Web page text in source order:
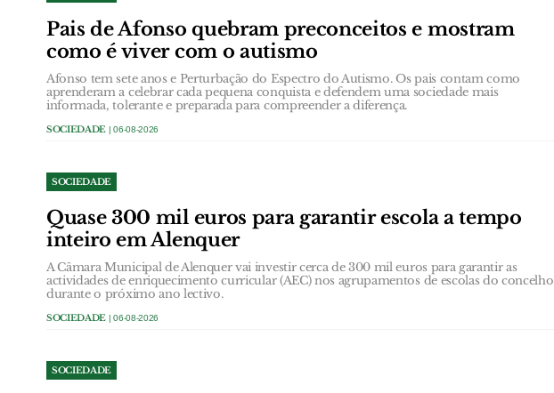
Pais de Afonso quebram preconceitos e mostram
como é viver com o autismo
Afonso tem sete anos e Perturbação do Espectro do Autismo. Os pais contam como
aprenderam a celebrar cada pequena conquista e defendem uma sociedade mais
informada, tolerante e preparada para compreender a diferença.
SOCIEDADE | 06-08-2026
SOCIEDADE
Quase 300 mil euros para garantir escola a tempo
inteiro em Alenquer
A Câmara Municipal de Alenquer vai investir cerca de 300 mil euros para garantir as
actividades de enriquecimento curricular (AEC) nos agrupamentos de escolas do concelho
durante o próximo ano lectivo.
SOCIEDADE | 06-08-2026
SOCIEDADE